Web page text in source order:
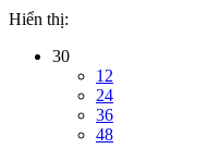
Hiển thị:
30
12
24
36
48